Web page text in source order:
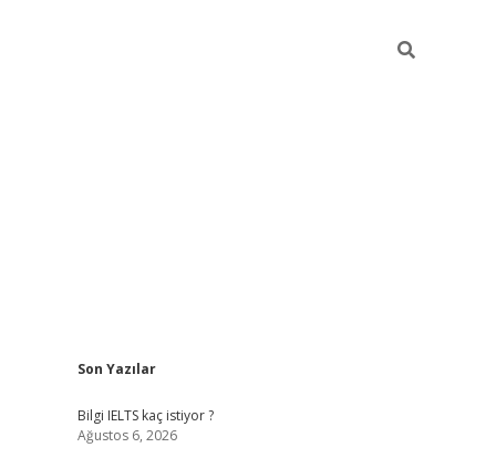
Sidebar
Son Yazılar
Bilgi IELTS kaç istiyor ?
Ağustos 6, 2026
betciBetexper giriş adresi